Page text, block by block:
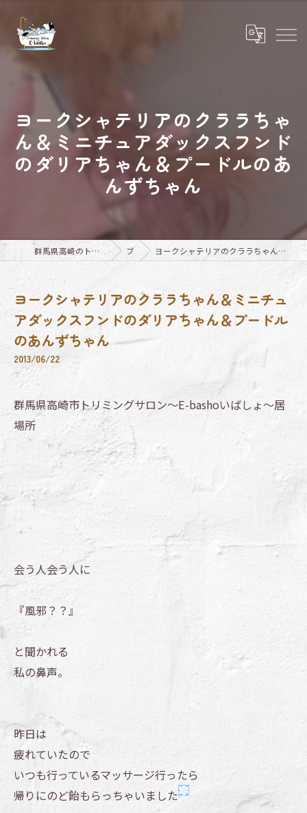
ヨークシャテリアのクララちゃ
ん＆ミニチュアダックスフンド
のダリアちゃん＆プードルのあ
んずちゃん
群馬県高崎のトリミングならTrimming Salon E-basho ブログ ヨークシャテリアのクララちゃん＆ミニチュアダックスフンドのダリアちゃん＆プードルのあんずちゃん
ヨークシャテリアのクララちゃん＆ミニチュ
アダックスフンドのダリアちゃん＆プードル
のあんずちゃん
2013/06/22
群馬県高崎市トリミングサロン～E-bashoいばしょ～居
場所
会う人会う人に
『風邪？？』
と聞かれる
私の鼻声。
昨日は
疲れていたので
いつも行っているマッサージ行ったら
帰りにのど飴もらっちゃいました